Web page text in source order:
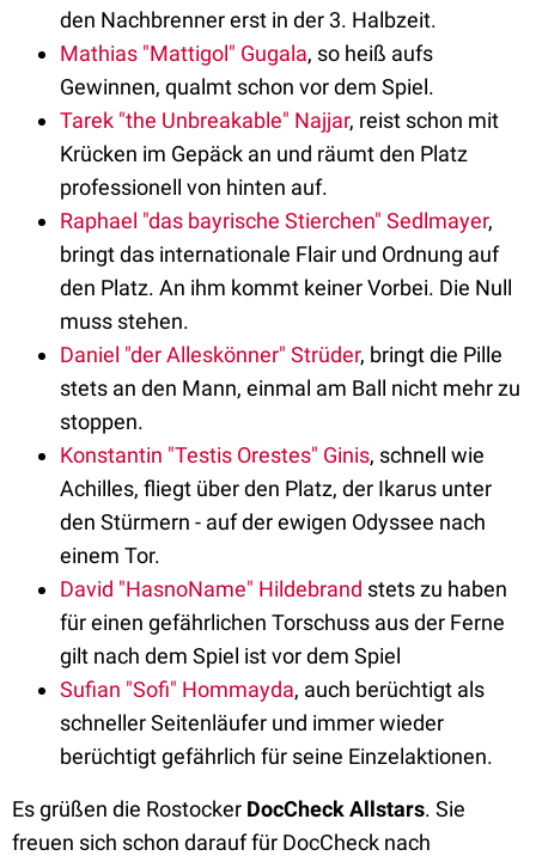
den Nachbrenner erst in der 3. Halbzeit.
Mathias "Mattigol" Gugala, so heiß aufs
Gewinnen, qualmt schon vor dem Spiel.
Tarek "the Unbreakable" Najjar, reist schon mit
Krücken im Gepäck an und räumt den Platz
professionell von hinten auf.
Raphael "das bayrische Stierchen" Sedlmayer,
bringt das internationale Flair und Ordnung auf
den Platz. An ihm kommt keiner Vorbei. Die Null
muss stehen.
Daniel "der Alleskönner" Strüder, bringt die Pille
stets an den Mann, einmal am Ball nicht mehr zu
stoppen.
Konstantin "Testis Orestes" Ginis, schnell wie
Achilles, fliegt über den Platz, der Ikarus unter
den Stürmern - auf der ewigen Odyssee nach
einem Tor.
David "HasnoName" Hildebrand stets zu haben
für einen gefährlichen Torschuss aus der Ferne
gilt nach dem Spiel ist vor dem Spiel
Sufian "Sofi" Hommayda, auch berüchtigt als
schneller Seitenläufer und immer wieder
berüchtigt gefährlich für seine Einzelaktionen.
Es grüßen die Rostocker DocCheck Allstars. Sie
freuen sich schon darauf für DocCheck nach